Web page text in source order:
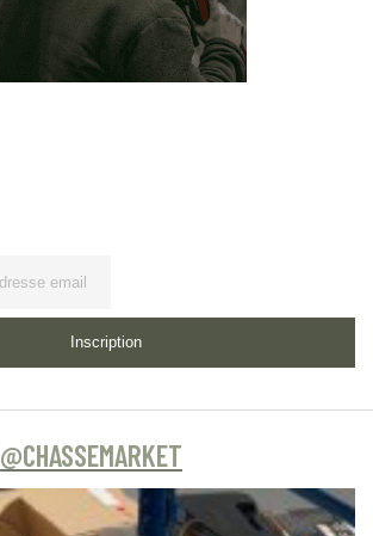
Inscription
@CHASSEMARKET